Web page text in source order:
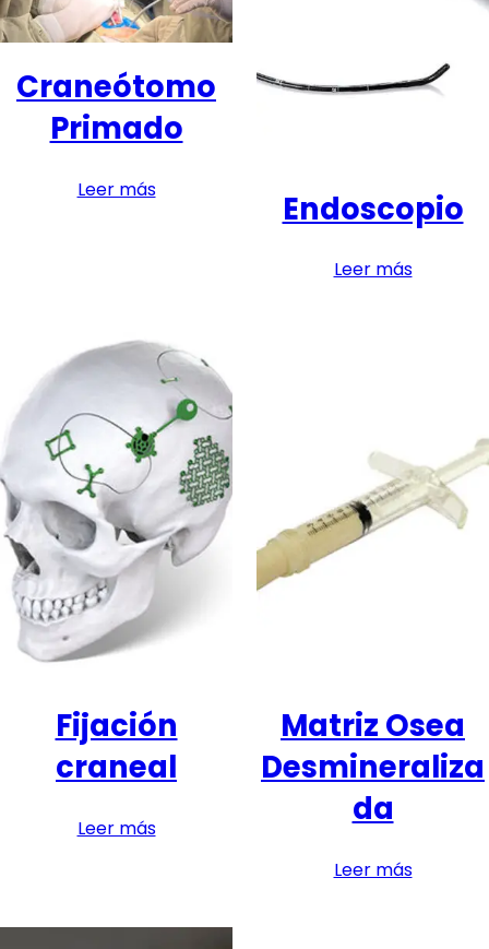
Craneótomo
Primado
Leer más Endoscopio
Leer más
Fijación
craneal
Leer más
Matriz Osea
Desmineraliza
da
Leer más